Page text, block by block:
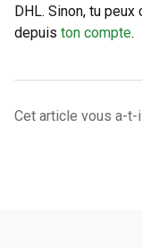
DHL. Sinon, tu
depuis ton compte.
Cet article vous a-t-